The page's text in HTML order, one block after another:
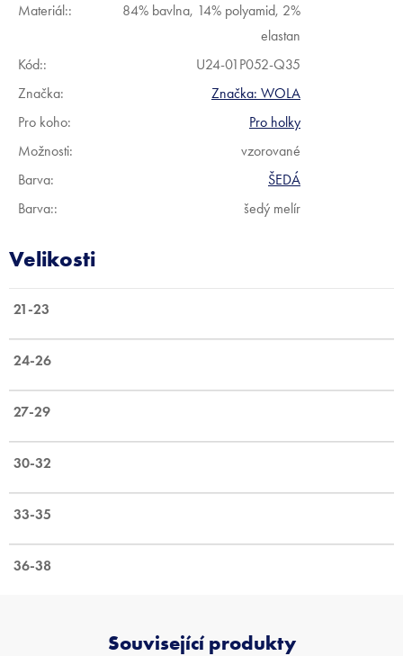
Materiál::
84% bavlna, 14% polyamid, 2%
elastan
Kód::
U24-01P052-Q35
Značka:
Značka: WOLA
Pro koho:
Pro holky
Možnosti:
vzorované
Barva:
ŠEDÁ
Barva:: šedý melír
21-23
24-26
27-29
30-32
33-35
36-38
Související produkty